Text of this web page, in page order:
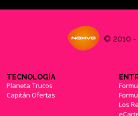
© 2010 -
TECNOLOGÍA
Planeta Trucos
Capitán Ofertas
Los